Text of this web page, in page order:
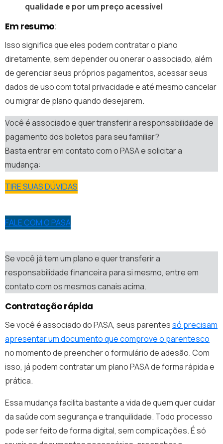
qualidade e por um preço acessível
Em resumo:
Isso significa que eles podem contratar o plano
diretamente, sem depender ou onerar o associado, além
de gerenciar seus próprios pagamentos, acessar seus
dados de uso com total privacidade e até mesmo cancelar
ou migrar de plano quando desejarem.
Você é associado e quer transferir a responsabilidade de
pagamento dos boletos para seu familiar?
Basta entrar em contato com o PASA e solicitar a
mudança:
TIRE SUAS DÚVIDAS
FALE COM O PASA
Se você já tem um plano e quer transferir a
responsabilidade financeira para si mesmo, entre em
contato com os mesmos canais acima.
Contratação rápida
Se você é associado do PASA, seus parentessó precisam
apresentar um documento que comprove o parentesco
no momento de preencher o formulário de adesão. Com
isso, já podem contratar um plano PASA de forma rápida e
prática.
Essa mudança facilita bastante a vida de quem quer cuidar
da saúde com segurança e tranquilidade. Todo processo
pode ser feito de forma digital, sem complicações. É só